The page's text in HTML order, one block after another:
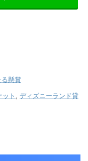
懸賞
ト
ディズニーランド貸